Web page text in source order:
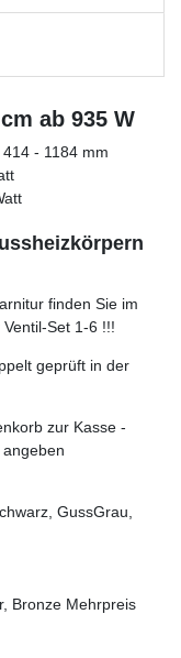
ab 935 W
- 1184 mm
finden Sie im
Set 1-6 !!!
geprüft in der
zur Kasse -
GussGrau,
Bronze Mehrpreis